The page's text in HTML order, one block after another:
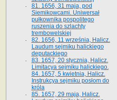
81. 1656, 31 maja, pod
Siemikowcami. Uniwersał
pułkownika pospolitego
ruszenia do szlachty
trembowelskiej
82. 1656, 11 września, Halicz.
Laudum sejmiku halickiego
deputackiego
83. 1657, 20 stycznia, Halicz.
Limitacya sejmiku halickiego.
84. 1657, 5 kwietnia, Halicz.
Instrukcya sejmiku posłom do
króla
85. 1657, 29 maja, Halicz.